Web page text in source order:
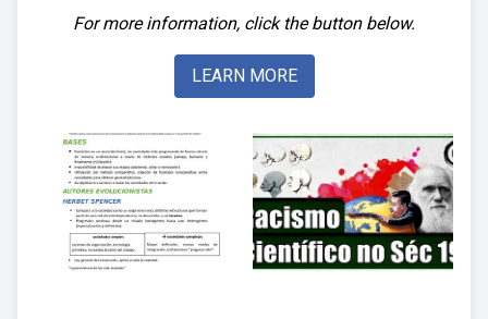
For more information, click the button below.
LEARN MORE